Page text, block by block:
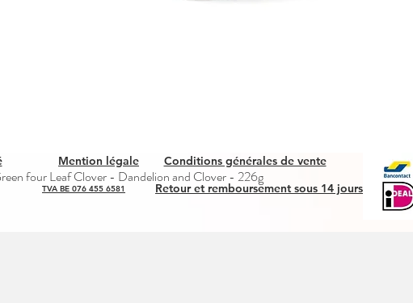
Snel overzicht
four Leaf Clover - Dandelion and Clover - 226g
Mention légale
Conditions générales de vente
Retour et remboursement sous 14 jours
TVA BE 076 455 6581